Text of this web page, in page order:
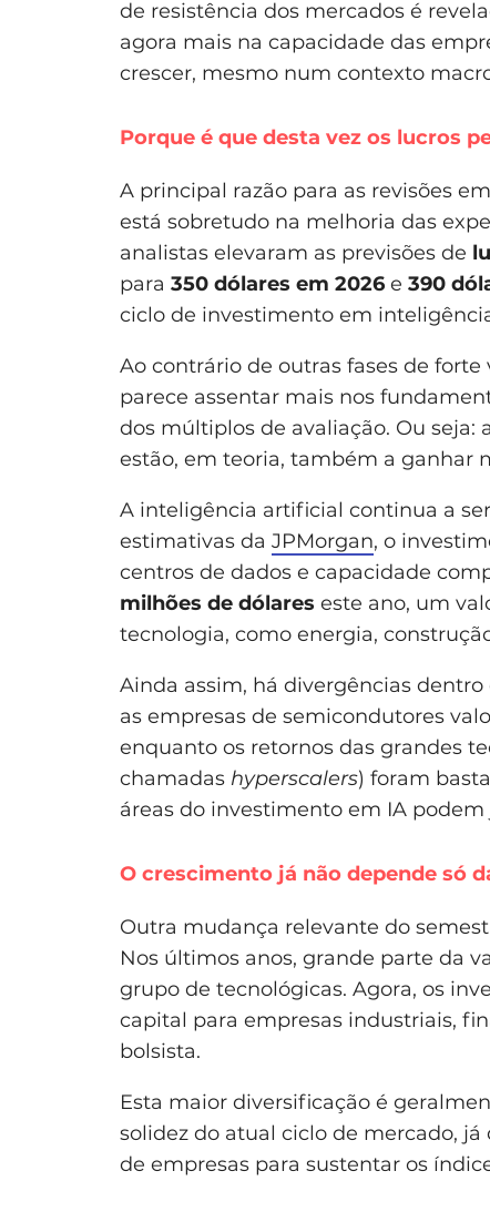
de resistência dos mercados é
agora mais na capacidade das
crescer, mesmo num contexto
Porque é que desta vez os lucros
A principal razão para as revisões
está sobretudo na melhoria das
analistas elevaram as previsões de
para 350 dólares em 2026 e 390
ciclo de investimento em
Ao contrário de outras fases de
parece assentar mais nos
dos múltiplos de avaliação. Ou seja:
estão, em teoria, também a ganhar
A inteligência artificial continua a
estimativas da JPMorgan, o
centros de dados e capacidade
milhões de dólares este ano, um
tecnologia, como energia,
Ainda assim, há divergências
as empresas de semicondutores
enquanto os retornos das grandes
chamadas hyperscalers) foram
áreas do investimento em IA podem
O crescimento já não depende só
Outra mudança relevante do
Nos últimos anos, grande parte da
grupo de tecnológicas. Agora, os
capital para empresas industriais,
bolsista.
Esta maior diversificação é
solidez do atual ciclo de mercado,
de empresas para sustentar os